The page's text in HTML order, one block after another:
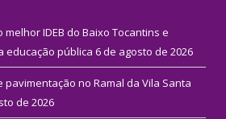
IDEB do Baixo Tocantins e
educação pública 6 de agosto de 2026
no Ramal da Vila Santa
de 2026